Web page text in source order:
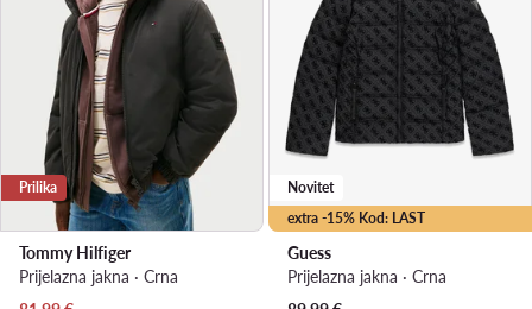
Prilika
Tommy Hilfiger
Prijelazna jakna · Crna
extra -15% Kod: LAST
Novitet
Guess
Prijelazna jakna · Crna